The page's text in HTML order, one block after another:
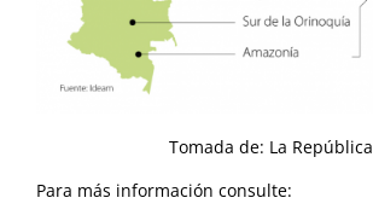
Tomada de: La República
Para más información consulte: